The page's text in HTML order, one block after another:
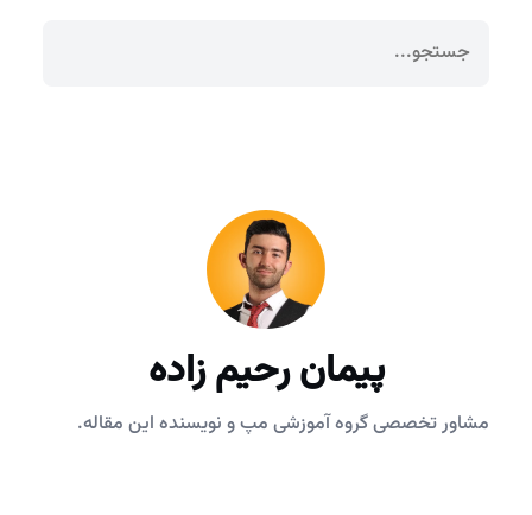
پیمان رحیم زاده
مشاور تخصصی گروه آموزشی مپ و نویسنده این مقاله.